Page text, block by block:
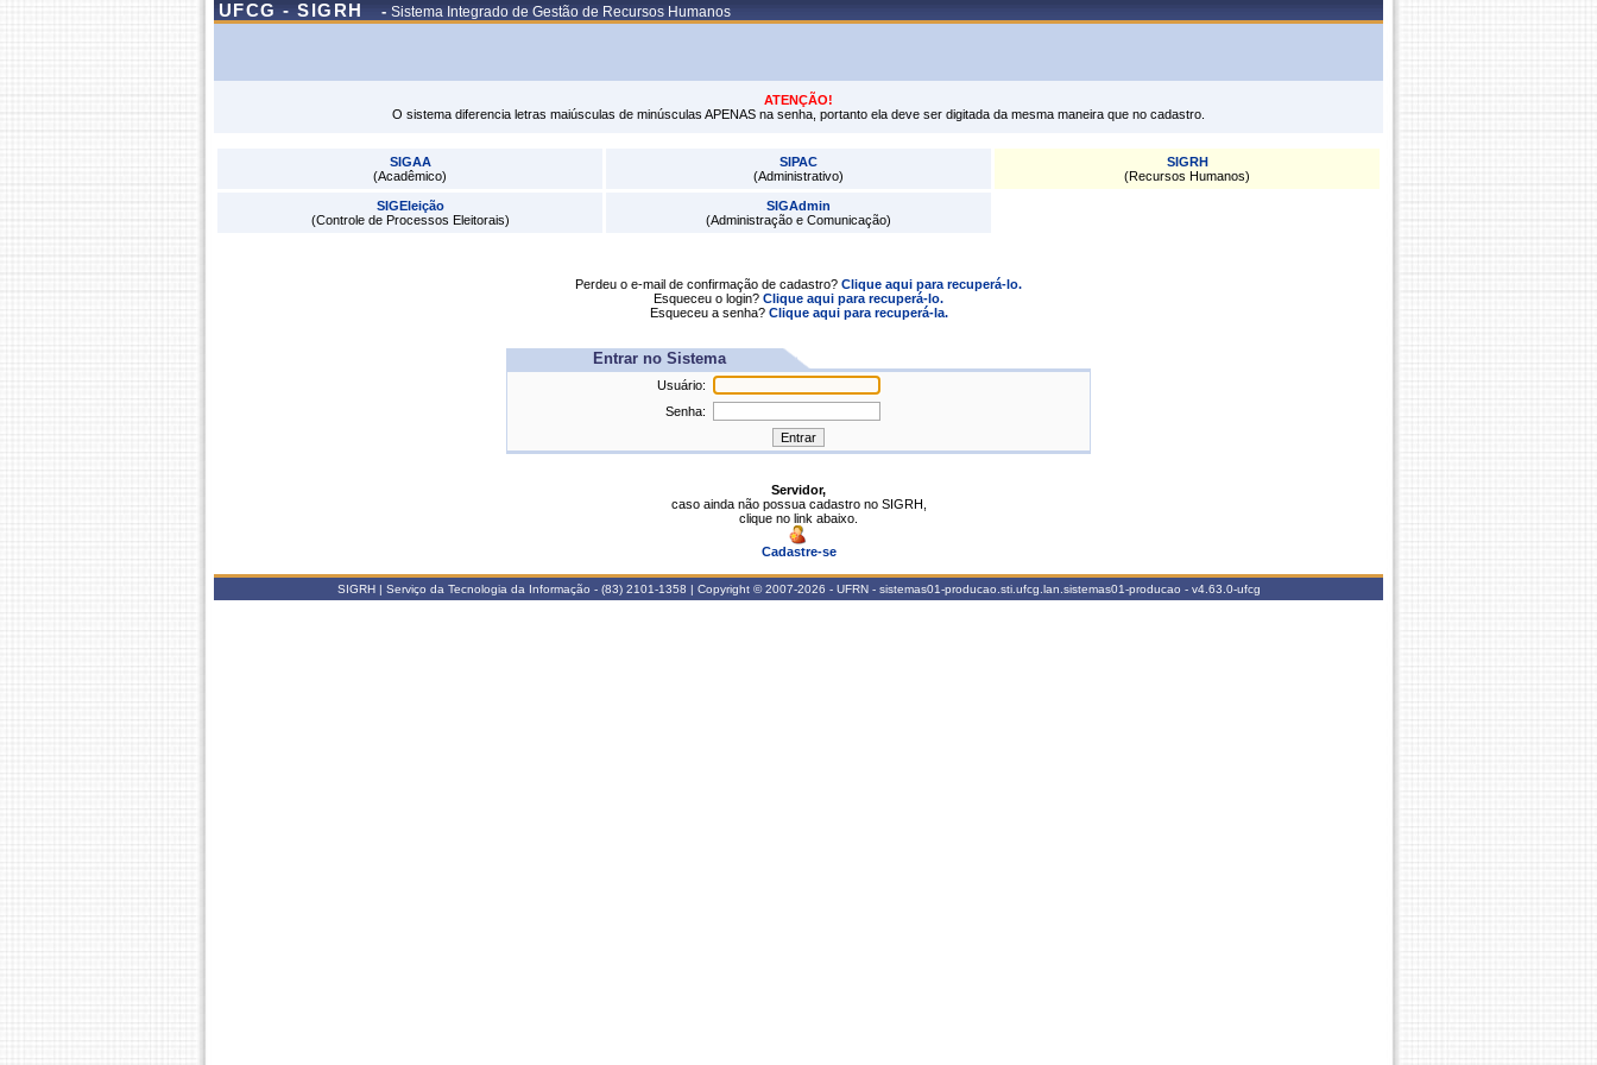
UFCG - SIGRH -Sistema Integrado de Gestão de Recursos Humanos
ATENÇÃO!
O sistema diferencia letras maiúsculas de minúsculas APENAS na senha, portanto ela deve ser digitada da mesma maneira que no cadastro.
SIGAA
(Acadêmico)
SIPAC
(Administrativo)
SIGRH
(Recursos Humanos)
SIGEleição
(Controle de Processos Eleitorais)
SIGAdmin
(Administração e Comunicação)
Perdeu o e-mail de confirmação de cadastro? Clique aqui para recuperá-lo.
Esqueceu o login? Clique aqui para recuperá-lo.
Esqueceu a senha? Clique aqui para recuperá-la.
Entrar no Sistema
Usuário:
Senha:
Servidor,
caso ainda não possua cadastro no SIGRH,
clique no link abaixo.
Cadastre-se
SIGRH | Serviço da Tecnologia da Informação - (83) 2101-1358 | Copyright © 2007-2026 - UFRN - sistemas01-producao.sti.ufcg.lan.sistemas01-producao - v4.63.0-ufcg